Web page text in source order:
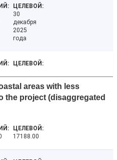
30
декабря
2025
года
areas with less
the project (disaggregated
17188.00